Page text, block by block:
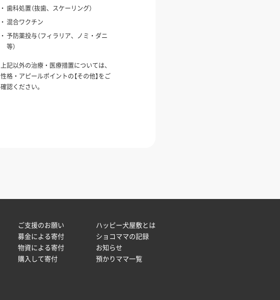
歯科処置（抜歯、スケーリング）
混合ワクチン
予防薬投与（フィラリア、ノミ・ダニ
等）
上記以外の治療・医療措置については、
性格・アピールポイントの【その他】をご
確認ください。
ご支援のお願い
募金による寄付
物資による寄付
購入して寄付
ハッピー犬屋敷とは
ショコママの記録
お知らせ
預かりママ一覧